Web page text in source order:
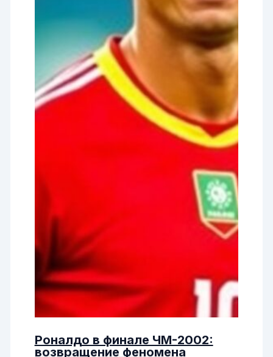
Роналдо в финале ЧМ-2002:
возвращение феномена